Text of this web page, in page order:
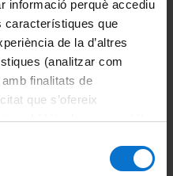
informació perquè accediu
característiques que
de la d’altres
(analitzar com
finalitats de
que s’ofereix
hàbits de navegació).
del lloc web de la
arte